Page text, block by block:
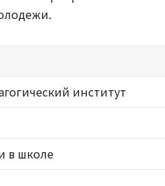
институт
в школе